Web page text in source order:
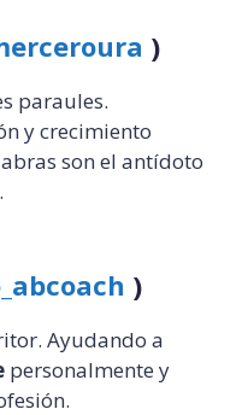
)
paraules.
y crecimiento
son el antídoto
)
Ayudando a
personalmente y